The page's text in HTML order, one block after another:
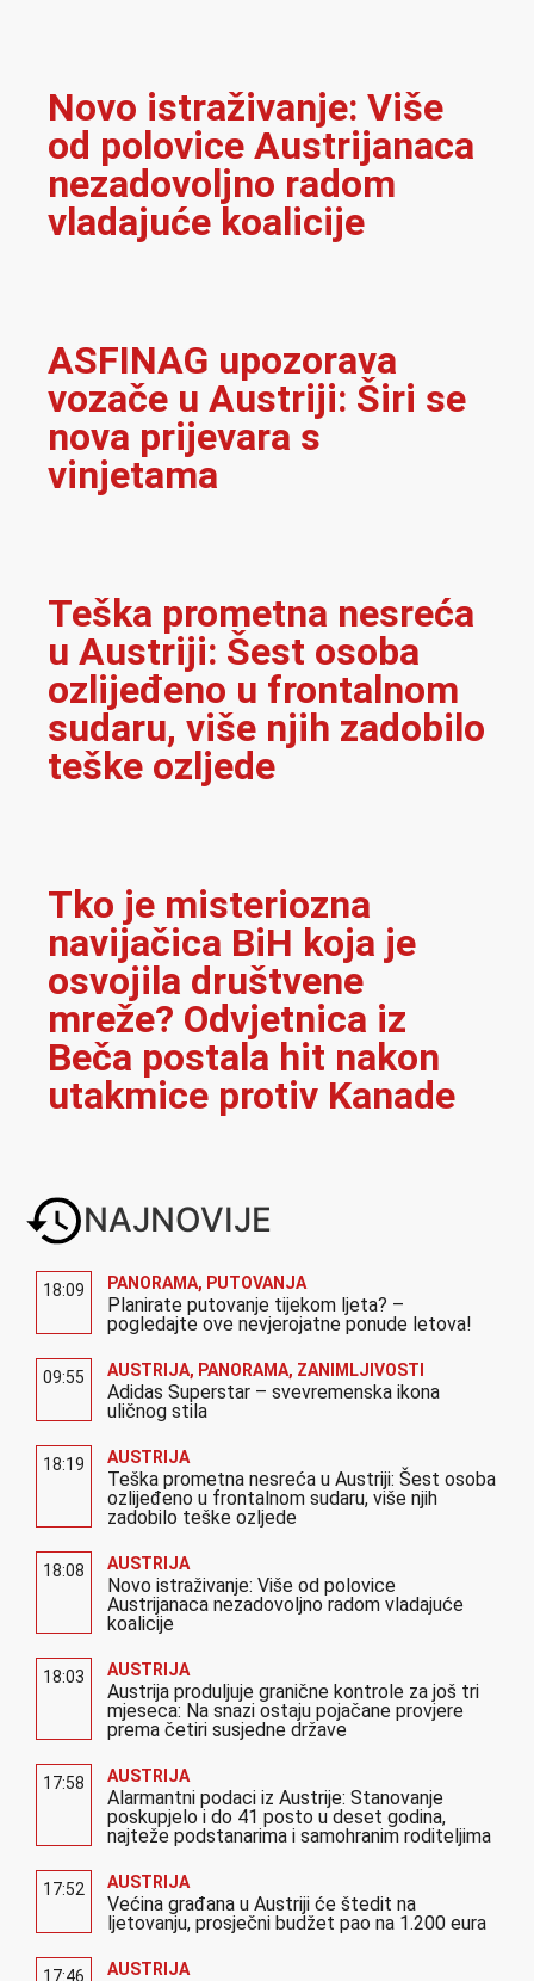
Novo istraživanje: Više
od polovice Austrijanaca
nezadovoljno radom
vladajuće koalicije
ASFINAG upozorava
vozače u Austriji: Širi se
nova prijevara s
vinjetama
Teška prometna nesreća
u Austriji: Šest osoba
ozlijeđeno u frontalnom
sudaru, više njih zadobilo
teške ozljede
Tko je misteriozna
navijačica BiH koja je
osvojila društvene
mreže? Odvjetnica iz
Beča postala hit nakon
utakmice protiv Kanade
NAJNOVIJE
18:09 PANORAMA, PUTOVANJA
Planirate putovanje tijekom ljeta? –
pogledajte ove nevjerojatne ponude letova!
09:55 AUSTRIJA, PANORAMA, ZANIMLJIVOSTI
Adidas Superstar – svevremenska ikona
uličnog stila
18:19 AUSTRIJA
Teška prometna nesreća u Austriji: Šest osoba
ozlijeđeno u frontalnom sudaru, više njih
zadobilo teške ozljede
18:08 AUSTRIJA
Novo istraživanje: Više od polovice
Austrijanaca nezadovoljno radom vladajuće
koalicije
18:03 AUSTRIJA
Austrija produljuje granične kontrole za još tri
mjeseca: Na snazi ostaju pojačane provjere
prema četiri susjedne države
17:58 AUSTRIJA
Alarmantni podaci iz Austrije: Stanovanje
poskupjelo i do 41 posto u deset godina,
najteže podstanarima i samohranim roditeljima
17:52 AUSTRIJA
Većina građana u Austriji će štedit na
ljetovanju, prosječni budžet pao na 1.200 eura
17:46 AUSTRIJA